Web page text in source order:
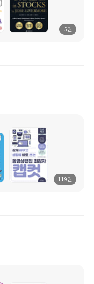
5권
119권